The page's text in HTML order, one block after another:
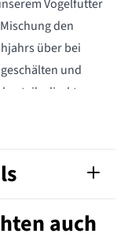
Vogelfutter
den
über bei
und
teils direkt an
mitgenommen
140030119auch